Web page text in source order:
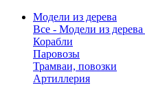
Модели из дерева
Все - Модели из дерева
Корабли
Паровозы
Трамваи, повозки
Артиллерия